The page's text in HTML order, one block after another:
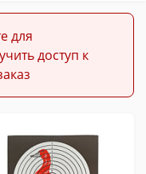
для
доступ к